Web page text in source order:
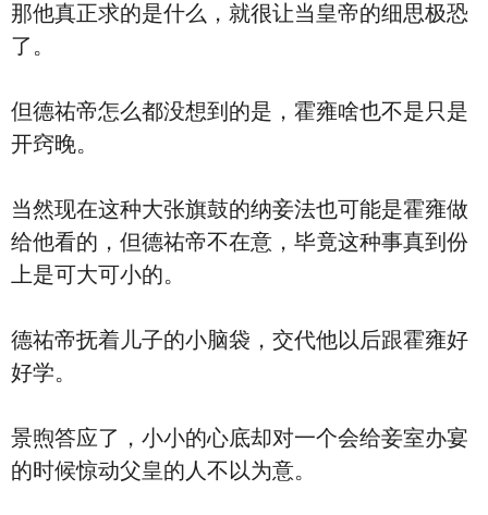
那他真正求的是什么，就很让当皇帝的细思极恐
了。
但德祐帝怎么都没想到的是，霍雍啥也不是只是
开窍晚。
当然现在这种大张旗鼓的纳妾法也可能是霍雍做
给他看的，但德祐帝不在意，毕竟这种事真到份
上是可大可小的。
德祐帝抚着儿子的小脑袋，交代他以后跟霍雍好
好学。
景煦答应了，小小的心底却对一个会给妾室办宴
的时候惊动父皇的人不以为意。